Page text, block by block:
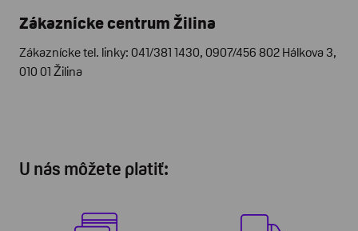
Zákaznícke centrum Žilina
Zákaznícke tel. linky: 041/381 1430, 0907/456 802 Hálkova 3,
010 01 Žilina
U nás môžete platiť: